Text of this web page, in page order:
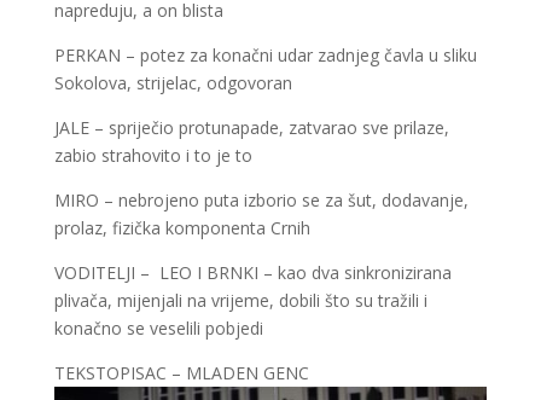
napreduju, a on blista
PERKAN – potez za konačni udar zadnjeg čavla u sliku
Sokolova, strijelac, odgovoran
JALE – spriječio protunapade, zatvarao sve prilaze,
zabio strahovito i to je to
MIRO – nebrojeno puta izborio se za šut, dodavanje,
prolaz, fizička komponenta Crnih
VODITELJI – LEO I BRNKI – kao dva sinkronizirana
plivača, mijenjali na vrijeme, dobili što su tražili i
konačno se veselili pobjedi
TEKSTOPISAC – MLADEN GENC